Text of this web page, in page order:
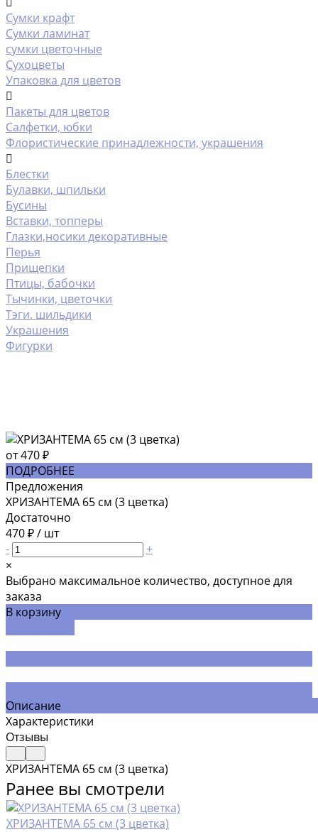
Сумки крафт
Сумки ламинат
сумки цветочные
Сухоцветы
Упаковка для цветов
Пакеты для цветов
Салфетки, юбки
Флористические принадлежности, украшения
Блестки
Булавки, шпильки
Бусины
Вставки, топперы
Глазки,носики декоративные
Перья
Прищепки
Птицы, бабочки
Тычинки, цветочки
Тэги. шильдики
Украшения
Фигурки
от 470 ₽
ПОДРОБНЕЕ
Предложения
ХРИЗАНТЕМА 65 см (3 цветка)
Достаточно
470 ₽/ шт
-
+
×
Выбрано максимальное количество, доступное для
заказа
В корзину
Описание
Характеристики
Отзывы
ХРИЗАНТЕМА 65 см (3 цветка)
Ранее вы смотрели
ХРИЗАНТЕМА 65 см (3 цветка)